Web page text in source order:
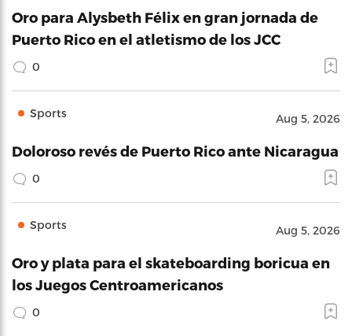
Oro para Alysbeth Félix en gran jornada de
Puerto Rico en el atletismo de los JCC
0
Sports Aug 5, 2026
Doloroso revés de Puerto Rico ante Nicaragua
0
Sports Aug 5, 2026
Oro y plata para el skateboarding boricua en
los Juegos Centroamericanos
0